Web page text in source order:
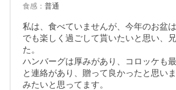
食感 ： 普通
私は、食べていませんが、今年のお盆
でも楽しく過ごして貰いたいと思い、
た。
ハンバーグは厚みがあり、コロッケも
と連絡があり、贈って良かったと思い
みたいと思ってます。